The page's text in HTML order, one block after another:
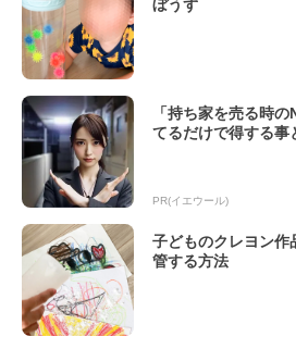
ぼうず
「持ち家を売る時
てるだけで得する事
PR(イエウール)
子どものクレヨン作
管する方法